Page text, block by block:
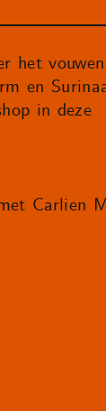
het
en
in deze
Carlien